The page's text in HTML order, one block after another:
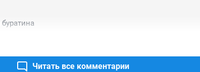
Читать все комментарии